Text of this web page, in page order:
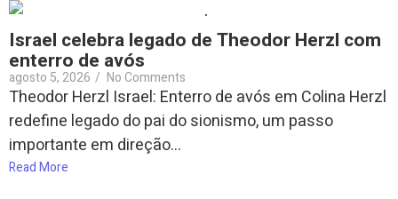
Israel celebra legado de Theodor Herzl com
enterro de avós
agosto 5, 2026 / No Comments
Theodor Herzl Israel: Enterro de avós em Colina Herzl
redefine legado do pai do sionismo, um passo
importante em direção...
Read More